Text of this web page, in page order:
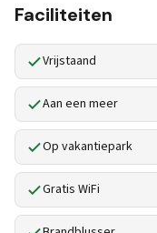
Faciliteiten
Vrijstaand
Aan een meer
Op vakantiepark
Gratis WiFi